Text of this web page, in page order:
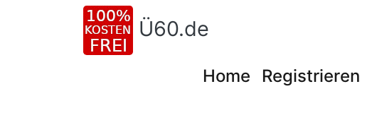
Ü60.de
Home Registrieren